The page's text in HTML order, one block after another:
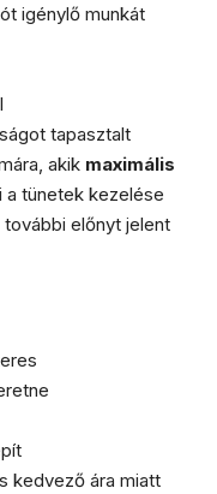
igénylő munkát
tapasztalt
akik maximális
a tünetek kezelése
előnyt jelent
kedvező ára miatt